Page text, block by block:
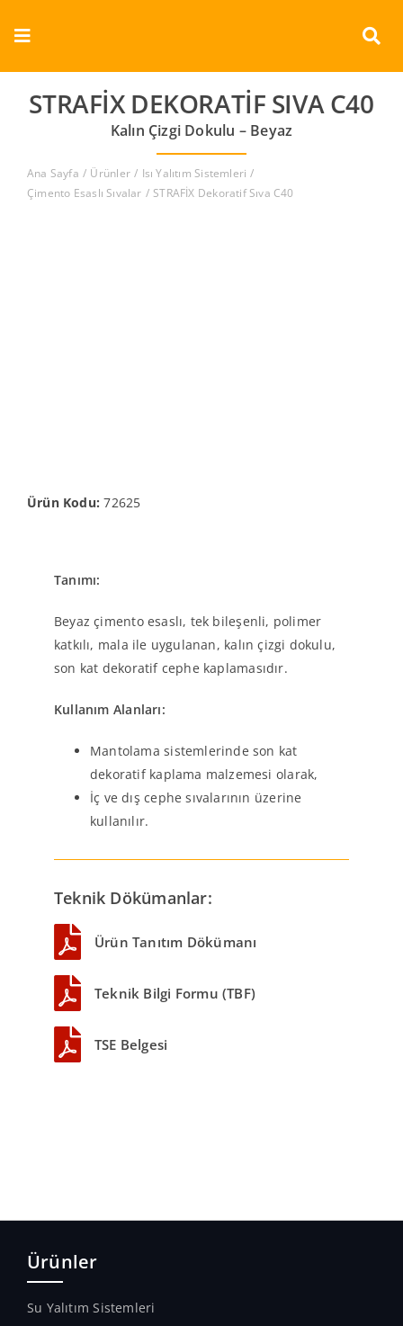
Toggle
Navigation
Kurumsal
Dokümanlar
STRAFİX DEKORATIF SIVA C40
Kalın Çizgi Dokulu – Beyaz
Ana Sayfa Ürünler
Isı Yalıtım Sistemleri
Çimento Esaslı Sıvalar
STRAFİX Dekoratif Sıva C40
Ürün Kodu:72625
Tanımı:
Beyaz çimento esaslı, tek bileşenli, polimer
katkılı, mala ile uygulanan, kalın çizgi dokulu,
son kat dekoratif cephe kaplamasıdır.
Kullanım Alanları:
Mantolama sistemlerinde son kat
dekoratif kaplama malzemesi olarak,
İç ve dış cephe sıvalarının üzerine
kullanılır.
Teknik Dökümanlar:
Ürün Tanıtım Dökümanı
Teknik Bilgi Formu (TBF)
TSE Belgesi
Ürünler
Su Yalıtım Sistemleri